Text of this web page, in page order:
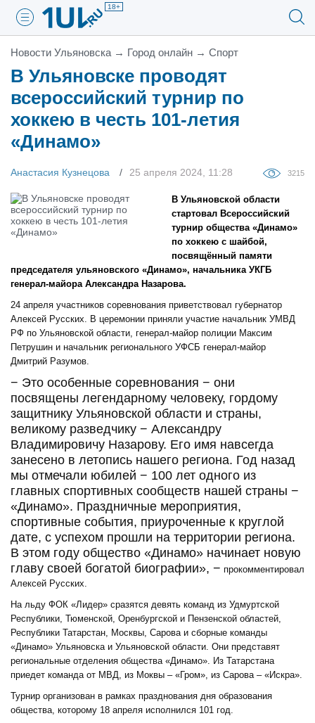
18+
Новости Ульяновска → Город онлайн → Спорт
В Ульяновске проводят
всероссийский турнир по
хоккею в честь 101-летия
«Динамо»
Анастасия Кузнецова 25 апреля 2024, 11:28 3215
В Ульяновской области
стартовал Всероссийский
турнир общества «Динамо»
по хоккею с шайбой,
посвящённый памяти
председателя ульяновского «Динамо», начальника УКГБ
генерал-майора Александра Назарова.
24 апреля участников соревнования приветствовал губернатор
Алексей Русских. В церемонии приняли участие начальник УМВД
РФ по Ульяновской области, генерал-майор полиции Максим
Петрушин и начальник регионального УФСБ генерал-майор
Дмитрий Разумов.
− Это особенные соревнования − они
посвящены легендарному человеку, гордому
защитнику Ульяновской области и страны,
великому разведчику − Александру
Владимировичу Назарову. Его имя навсегда
занесено в летопись нашего региона. Год назад
мы отмечали юбилей − 100 лет одного из
главных спортивных сообществ нашей страны −
«Динамо». Праздничные мероприятия,
спортивные события, приуроченные к круглой
дате, с успехом прошли на территории региона.
В этом году общество «Динамо» начинает новую
главу своей богатой биографии», − прокомментировал
Алексей Русских.
На льду ФОК «Лидер» сразятся девять команд из Удмуртской
Республики, Тюменской, Оренбургской и Пензенской областей,
Республики Татарстан, Москвы, Сарова и сборные команды
«Динамо» Ульяновска и Ульяновской области. Они представят
региональные отделения общества «Динамо». Из Татарстана
приедет команда от МВД, из Моквы – «Гром», из Сарова – «Искра».
Турнир организован в рамках празднования дня образования
общества, которому 18 апреля исполнился 101 год.